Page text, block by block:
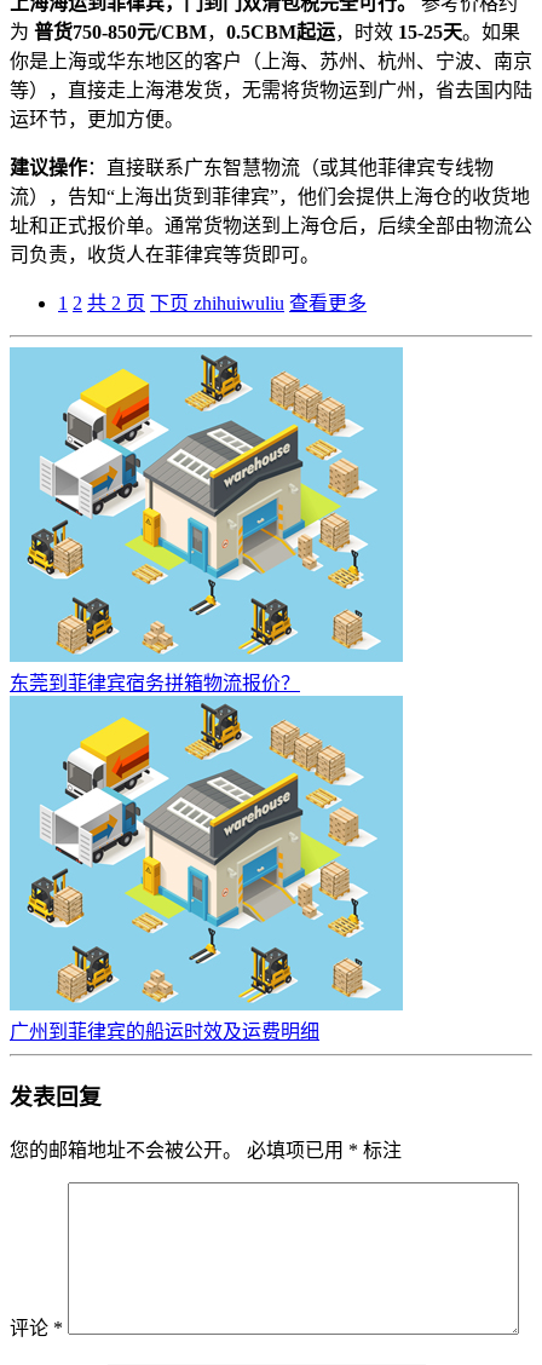
为 普货750-850元/CBM， 0.5CBM起运，时效 15-25天。如果
你是上海或华东地区的客户（上海、苏州、杭州、宁波、南京
等），直接走上海港发货，无需将货物运到广州，省去国内陆
运环节，更加方便。
建议操作：直接联系广东智慧物流（或其他菲律宾专线物
流），告知“上海出货到菲律宾”，他们会提供上海仓的收货地
址和正式报价单。通常货物送到上海仓后，后续全部由物流公
司负责，收货人在菲律宾等货即可。
1 2 共 2 页 下页 zhihuiwuliu 查看更多
东莞到菲律宾宿务拼箱物流报价？
广州到菲律宾的船运时效及运费明细
发表回复
您的邮箱地址不会被公开。 必填项已用 * 标注
评论 *